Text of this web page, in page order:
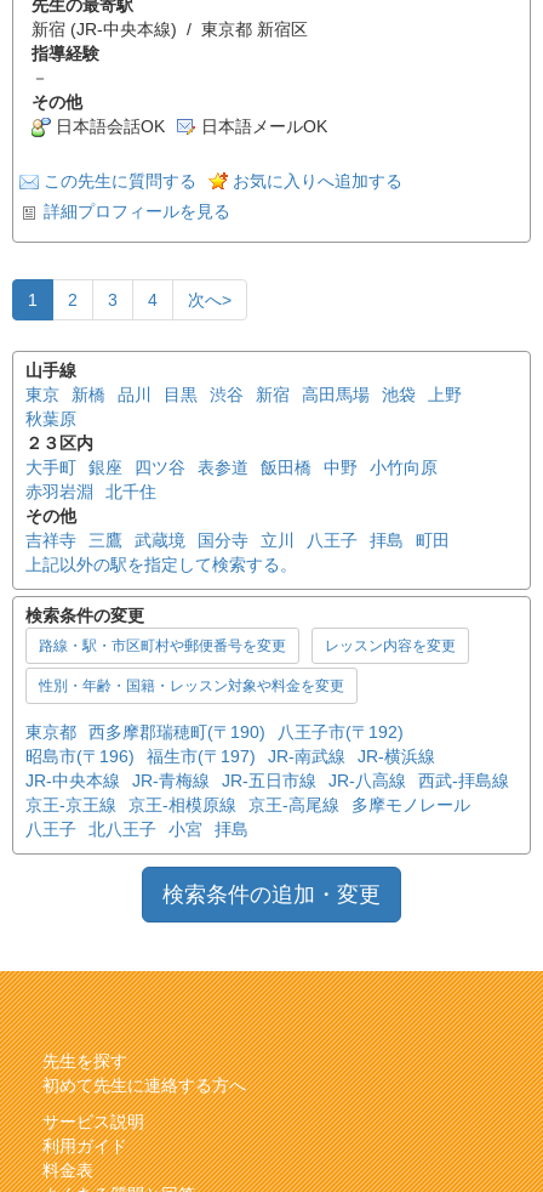
先生の最寄駅
新宿 (JR-中央本線) / 東京都 新宿区
指導経験
－
その他
日本語会話OK
日本語メールOK
この先生に質問する
お気に入りへ追加する
詳細プロフィールを見る
1 2 3 4 次へ>
山手線
東京
新橋 品川 目黒 渋谷 新宿 高田馬場 池袋
上野
秋葉原
２３区内
大手町
銀座 四ツ谷 表参道 飯田橋 中野
小竹向原
赤羽岩淵
北千住
その他
吉祥寺
三鷹 武蔵境 国分寺 立川 八王子 拝島
町田
上記以外の駅を指定して検索する。
検索条件の変更
路線・駅・市区町村や郵便番号を変更 レッスン内容を変更
性別・年齢・国籍・レッスン対象や料金を変更
東京都 西多摩郡瑞穂町(〒190)
八王子市(〒192)
昭島市(〒196)
福生市(〒197) JR-南武線
JR-横浜線
JR-中央本線
JR-青梅線 JR-五日市線 JR-八高線
西武-拝島線
京王-京王線
京王-相模原線 京王-高尾線
多摩モノレール
八王子
北八王子 小宮 拝島
検索条件の追加・変更
先生を探す
初めて先生に連絡する方へ
サービス説明
利用ガイド
料金表